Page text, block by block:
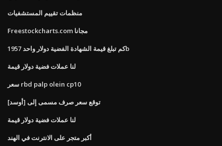
منظمات تقييم المستشفيات
Freestockcharts.com مجانا
كم تبلغ قيمة الشهادة الفضية دولار واحد 1957b
لنا عملات فضية دولار قيمة
سعر rbd palp olein cp10
توقع سعر صرف مسمى إلى [أوسد]
لنا عملات فضية دولار قيمة
أكبر متجر على الانترنت في الهند